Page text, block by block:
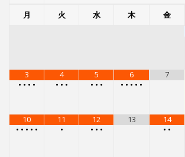
月 火 水 木 金
3
• • • •
4
• • •
5
• • •
6
• • • • •
7
10
• • • • •
11
•
12
• • •
13
14
• •